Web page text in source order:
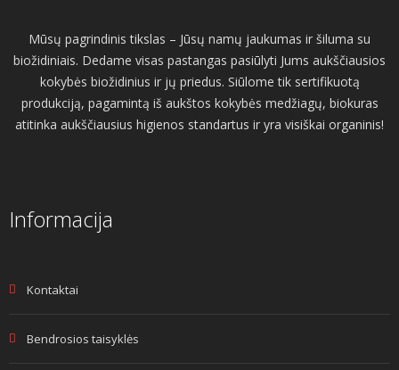
Mūsų pagrindinis tikslas – Jūsų namų jaukumas ir šiluma su
biožidiniais. Dedame visas pastangas pasiūlyti Jums aukščiausios
kokybės biožidinius ir jų priedus. Siūlome tik sertifikuotą
produkciją, pagamintą iš aukštos kokybės medžiagų, biokuras
atitinka aukščiausius higienos standartus ir yra visiškai organinis!
Informacija
Kontaktai
Bendrosios taisyklės